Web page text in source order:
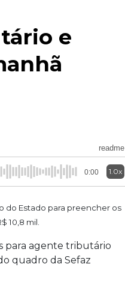
e
readme
0:00 1.0x
do Estado para preencher os
10,8 mil.
para agente tributário
quadro da Sefaz